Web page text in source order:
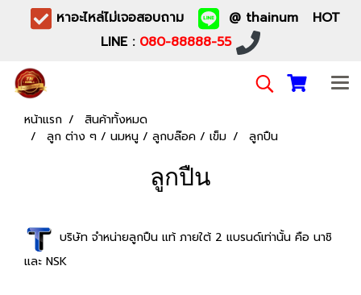
หาอะไหล่ไม่เจอสอบถาม
@ thainum HOT
LINE : 080-88888-55
หน้าแรก
สินค้าทั้งหมด
ลูก ต่าง ๆ / นมหนู / ลูกบล๊อค / เข็ม
ลูกปืน
ลูกปืน
บริษัท จำหน่ายลูกปืน แท้ ภายใต้ 2 แบรนด์เท่านั้น คือ นาชิ
และ NSK